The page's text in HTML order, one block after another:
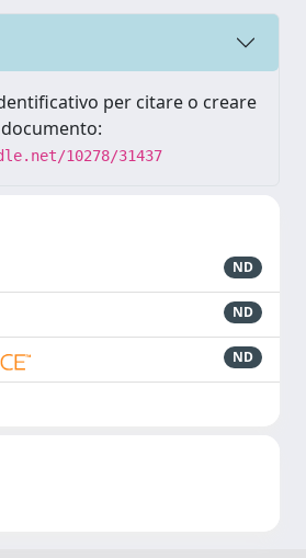
per citare o creare
10278/31437
ND
ND
ND